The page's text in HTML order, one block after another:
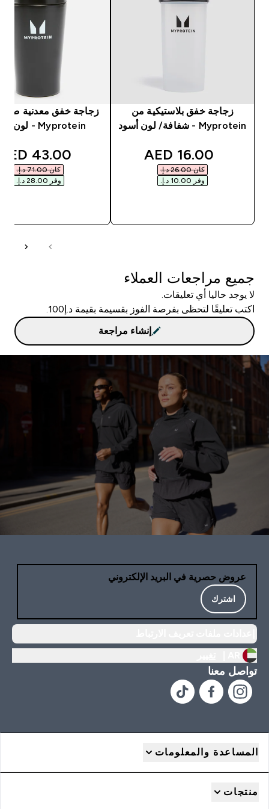
زجاجة خفق بلاستيكية من
Myprotein - شفافة/ لون أسود
discounted price
16.00 AED‎
كان ‏26.00 د.إ.‏‎
وفر ‏10.00 د.إ.‏‎
زجاجة خفق معدنية
Myprotein - لون أسود
price
43.00 AED‎
كان ‏71.00 د.إ.‏‎
وفر ‏28.00 د.إ.‏‎
جميع مراجعات العملاء
لا يوجد حاليا أي تعليقات.
اكتب تعليقًا لتحظى بفرصة الفوز بقسيمة بقيمة د.إ100.
إنشاء مراجعة
عروض حصرية في البريد الإلكتروني
اشترك
تواصل معنا
المساعدة والمعلومات
منتجات